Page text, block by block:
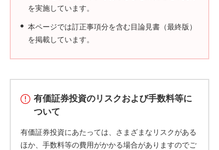
を実施しています。
本ページでは訂正事項分を含む目論見書（最終版）
を掲載しています。
有価証券投資のリスクおよび手数料等に
ついて
有価証券投資にあたっては、さまざまなリスクがある
ほか、手数料等の費用がかかる場合がありますのでご